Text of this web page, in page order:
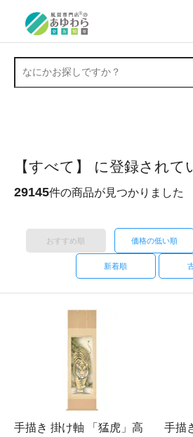
【すべて】 に登録されて
29145件の商品が見つかりました
おすすめ順 価格の低い順
新着順
手描き 掛け軸 「猛虎」高
手描